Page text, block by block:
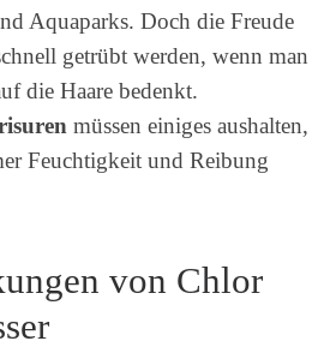
Aquaparks. Doch die Freude
getrübt werden, wenn man
die Haare bedenkt.
müssen einiges aushalten,
Feuchtigkeit und Reibung
von Chlor